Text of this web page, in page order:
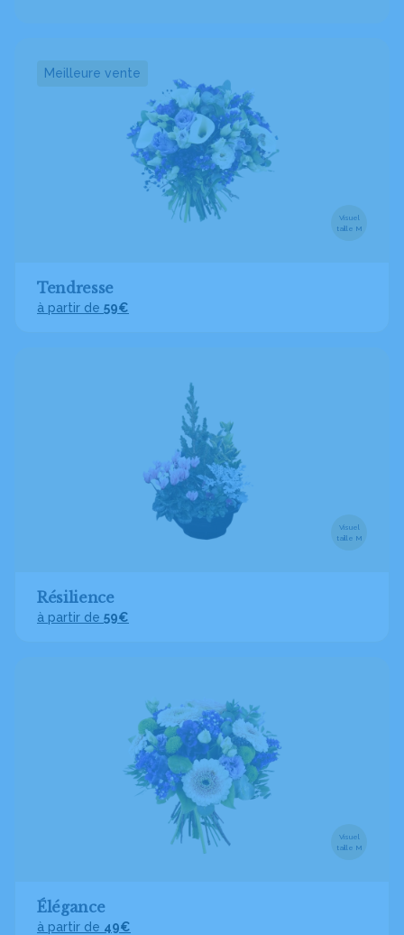
Meilleure vente
Visuel
taille M
Tendresse
à partir de 59€
Visuel
taille M
Résilience
à partir de 59€
Visuel
taille M
Élégance
à partir de 49€